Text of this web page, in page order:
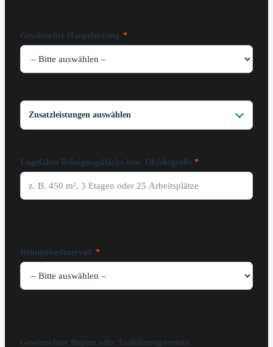
Gewünschte Hauptleistung *
Zusatzleistungen auswählen
Ungefähre Reinigungsfläche bzw. Objektgröße
Reinigungsintervall *
Gewünschter Beginn oder Ausführungstermin